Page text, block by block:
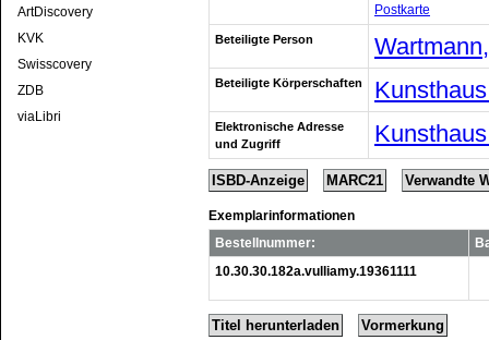
ArtDiscovery
KVK
Swisscovery
ZDB
viaLibri
Postkarte
Beteiligte Person
Beteiligte Körperschaften
Elektronische Adresse
und Zugriff
ISBD-Anzeige MARC21 Verwandte
Exemplarinformationen
Bestellnummer:
10.30.30.182a.vulliamy.19361111
Titel herunterladen Vormerkung